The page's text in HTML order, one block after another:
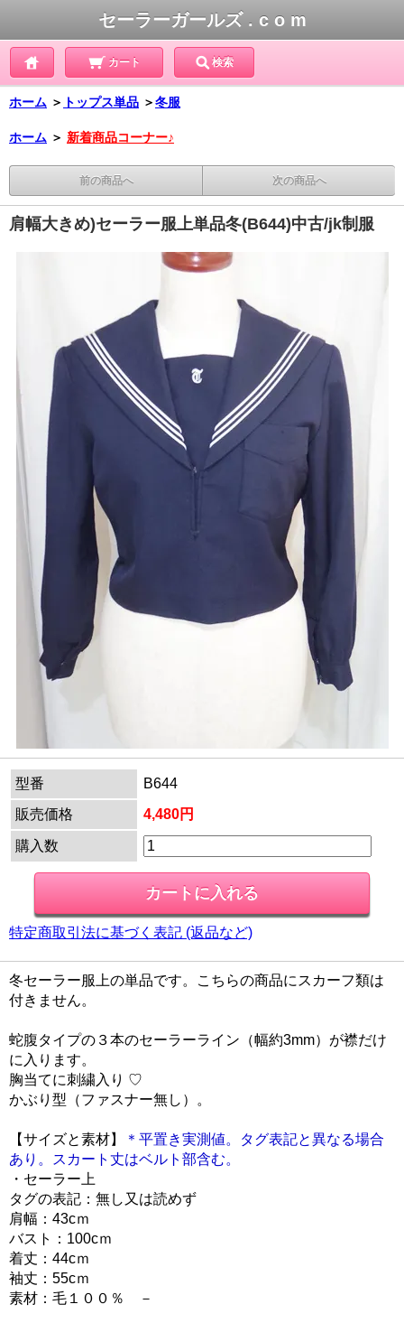
セーラーガールズ . c o m
カート 検索
ホーム ＞ トップス単品 ＞冬服
ホーム ＞ 新着商品コーナー♪
前の商品へ 次の商品へ
肩幅大きめ)セーラー服上単品冬(B644)中古/jk制服
型番
B644
販売価格
4,480円
購入数
特定商取引法に基づく表記 (返品など)
冬セーラー服上の単品です。こちらの商品にスカーフ類は
付きません。
蛇腹タイプの３本のセーラーライン（幅約3mm）が襟だけ
に入ります。
胸当てに刺繍入り ♡
かぶり型（ファスナー無し）。
【サイズと素材】
＊平置き実測値。タグ表記と異なる場合
あり。スカート丈はベルト部含む。
・セーラー上
タグの表記：無し又は読めず
肩幅：43cｍ
バスト：100cｍ
着丈：44cｍ
袖丈：55cｍ
素材：毛１００％ －